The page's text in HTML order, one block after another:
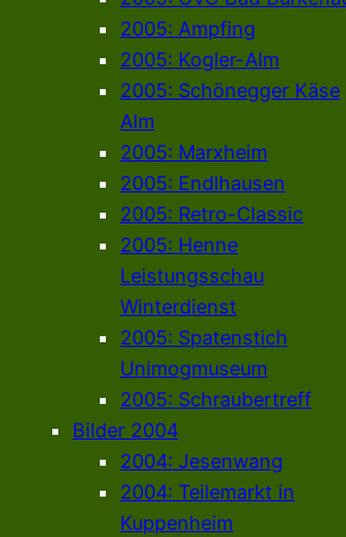
2005: Ampfing
2005: Kogler-Alm
2005: Schönegger Käse
Alm
2005: Marxheim
2005: Endlhausen
2005: Retro-Classic
2005: Henne
Leistungsschau
Winterdienst
2005: Spatenstich
Unimogmuseum
2005: Schraubertreff
Bilder 2004
2004: Jesenwang
2004: Teilemarkt in
Kuppenheim